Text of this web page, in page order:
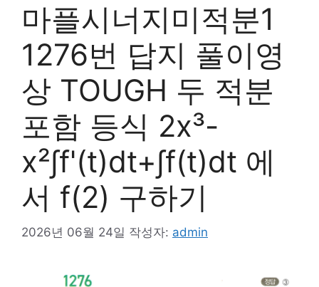
마플시너지미적분1
1276번 답지 풀이영
상 TOUGH 두 적분
포함 등식 2x³-
x²∫f'(t)dt+∫f(t)dt 에
서 f(2) 구하기
2026년 06월 24일 작성자: admin